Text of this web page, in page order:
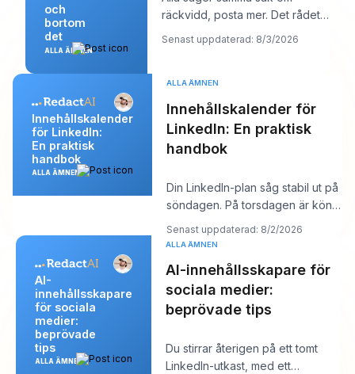
och
bortom
det
ALLA ÄMNEN
räckvidd, posta mer. Det rådet
låter produktivt, men det döljer
oftast kärnp
Senast uppdaterad: 8/3/2026
Innehållskalender
för LinkedIn:
En praktisk
handbok
ALLA ÄMNEN
ALLA ÄMNEN
Innehållskalender för
LinkedIn: En praktisk
handbok
Din LinkedIn-plan såg stabil ut på
söndagen. På torsdagen är kön
tom, kroken du gillade känns
platt,
Senast uppdaterad: 8/2/2026
AI-
innehållsskapare
för sociala
medier:
beprövade
tips
ALLA ÄMNEN
ALLA ÄMNEN
AI-innehållsskapare för
sociala medier:
beprövade tips
Du stirrar återigen på ett tomt
LinkedIn-utkast, med ett